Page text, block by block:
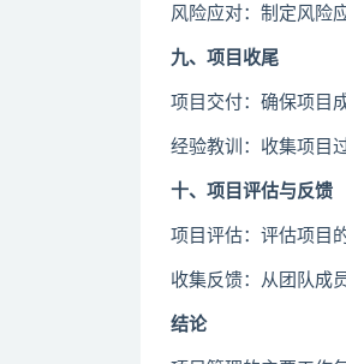
风险应对：制定风险
九、项目收尾
项目交付：确保项目
经验教训：收集项目
十、项目评估与反馈
项目评估：评估项目
收集反馈：从团队成
结论